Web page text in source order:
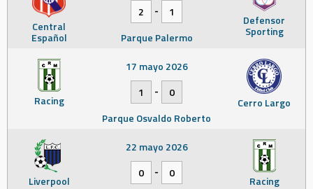
Central
Español
Defensor
Sporting
2
-
1
Parque Palermo
Racing Cerro Largo
17 mayo 2026
1
-
0
Parque Osvaldo Roberto
Liverpool Racing
22 mayo 2026
0
-
0